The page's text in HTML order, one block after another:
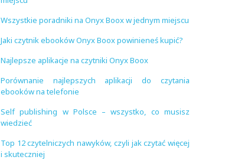
Wszystkie poradniki na Onyx Boox w jednym miejscu
Jaki czytnik ebooków Onyx Boox powinieneś kupić?
Najlepsze aplikacje na czytniki Onyx Boox
Porównanie najlepszych aplikacji do czytania
ebooków na telefonie
Self publishing w Polsce – wszystko, co musisz
wiedzieć
Top 12 czytelniczych nawyków, czyli jak czytać więcej
i skuteczniej